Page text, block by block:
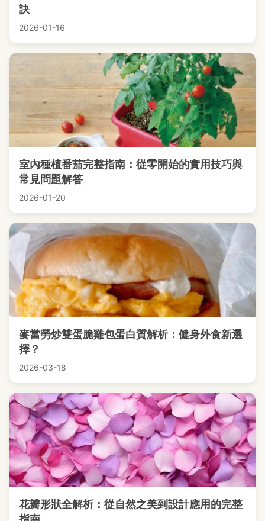
訣
2026-01-16
室內種植番茄完整指南：從零開始的實用技巧與
常見問題解答
2026-01-20
麥當勞炒雙蛋脆雞包蛋白質解析：健身外食新選
擇？
2026-03-18
花瓣形狀全解析：從自然之美到設計應用的完整